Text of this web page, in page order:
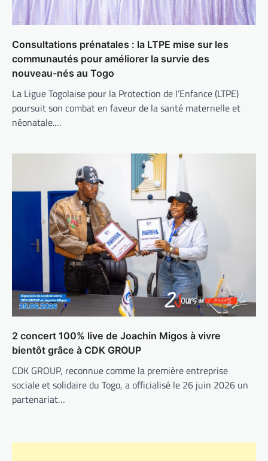
Consultations prénatales : la LTPE mise sur les
communautés pour améliorer la survie des
nouveau-nés au Togo
La Ligue Togolaise pour la Protection de l’Enfance (LTPE)
poursuit son combat en faveur de la santé maternelle et
néonatale.…
2 concert 100% live de Joachin Migos à vivre
bientôt grâce à CDK GROUP
CDK GROUP, reconnue comme la première entreprise
sociale et solidaire du Togo, a officialisé le 26 juin 2026 un
partenariat…